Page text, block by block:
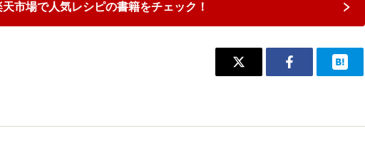
天市場で人気レシピの書籍をチェック！